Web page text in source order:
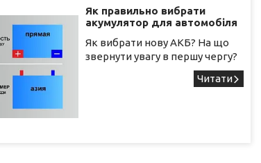
Як правильно вибрати
акумулятор для автомобіля
Як вибрати нову АКБ? На що
звернути увагу в першу чергу?